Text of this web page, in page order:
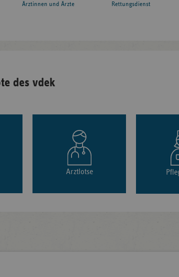
Ärztinnen und Ärzte Rettungsdienst
des vdek
Arztlotse